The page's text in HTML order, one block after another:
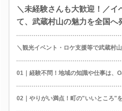
＼未経験さんも大歓迎！／イ
て、武蔵村山の魅力を全国へ
＼観光イベント・ロケ支援等で武蔵村
01｜経験不問！地域の知識や仕事は、
02｜やりがい満点！町の"いいところ"